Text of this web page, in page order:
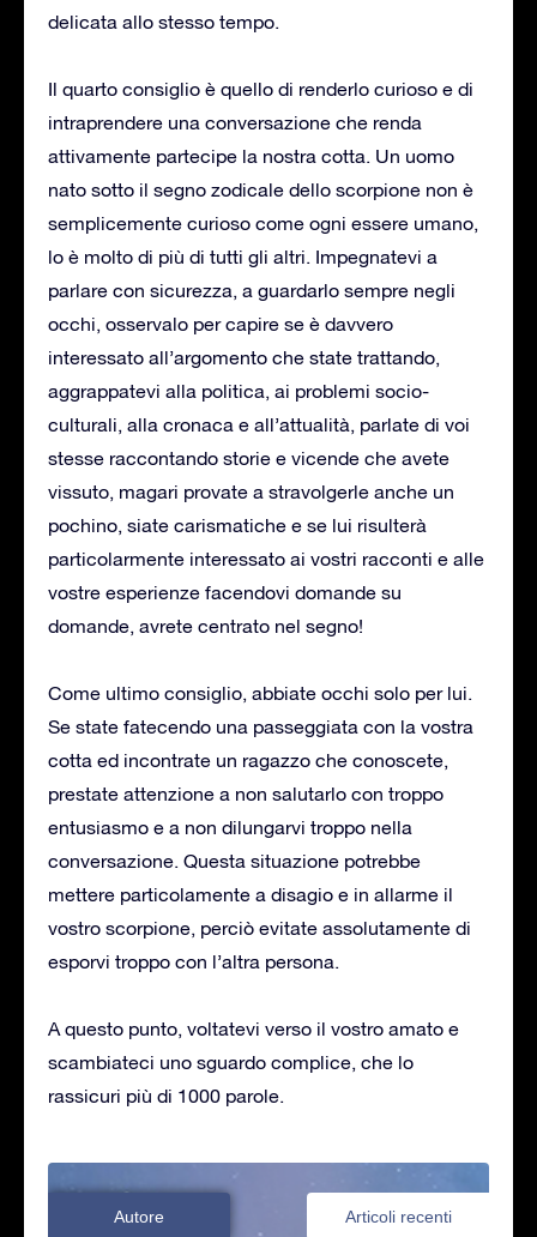
delicata allo stesso tempo.
Il quarto consiglio è quello di renderlo curioso e di
intraprendere una conversazione che renda
attivamente partecipe la nostra cotta. Un uomo
nato sotto il segno zodicale dello scorpione non è
semplicemente curioso come ogni essere umano,
lo è molto di più di tutti gli altri. Impegnatevi a
parlare con sicurezza, a guardarlo sempre negli
occhi, osservalo per capire se è davvero
interessato all’argomento che state trattando,
aggrappatevi alla politica, ai problemi socio-
culturali, alla cronaca e all’attualità, parlate di voi
stesse raccontando storie e vicende che avete
vissuto, magari provate a stravolgerle anche un
pochino, siate carismatiche e se lui risulterà
particolarmente interessato ai vostri racconti e alle
vostre esperienze facendovi domande su
domande, avrete centrato nel segno!
Come ultimo consiglio, abbiate occhi solo per lui.
Se state fatecendo una passeggiata con la vostra
cotta ed incontrate un ragazzo che conoscete,
prestate attenzione a non salutarlo con troppo
entusiasmo e a non dilungarvi troppo nella
conversazione. Questa situazione potrebbe
mettere particolamente a disagio e in allarme il
vostro scorpione, perciò evitate assolutamente di
esporvi troppo con l’altra persona.
A questo punto, voltatevi verso il vostro amato e
scambiateci uno sguardo complice, che lo
rassicuri più di 1000 parole.
Autore Articoli recenti